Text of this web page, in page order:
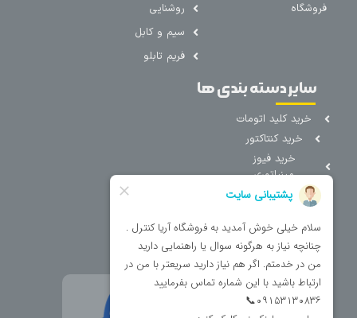
فروشگاه
روشنایی
سیم و کابل
فریم تابلو
سایر دسته بندی ها
خرید کلید اتومات
خرید کنتاکتور
خرید فیوز
مینیاتوری
خرید میکرو
خرید پدال
صنعتی